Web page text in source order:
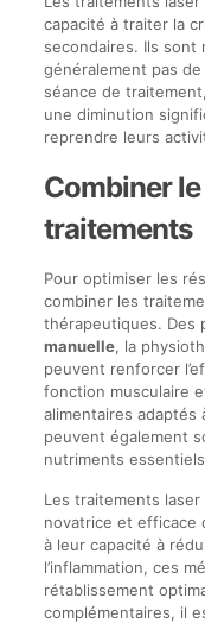
capacité à traiter la
secondaires. Ils sont
généralement pas
séance de
une diminution
reprendre leurs
Combiner le
traitements
Pour optimiser les
combiner les
thérapeutiques. Des
manuelle, la
peuvent renforcer
fonction musculaire
alimentaires adaptés
peuvent également
nutriments
Les traitements
novatrice et efficace
à leur capacité à
l’inflammation, ces
rétablissement
complémentaires, il